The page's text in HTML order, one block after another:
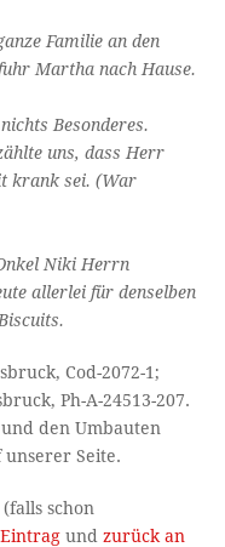
Familie an den
Martha nach Hause.
Besonderes.
uns, dass Herr
krank sei. (War
Niki Herrn
allerlei für denselben
Cod-2072-1;
Ph-A-24513-207.
den Umbauten
unserer Seite.
(falls schon
undzurück an